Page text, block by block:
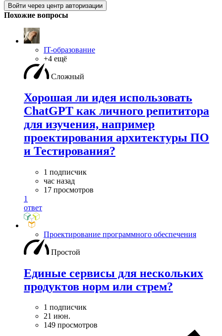
Войти через центр авторизации
Похожие вопросы
IT-образование
+4 ещё
Сложный
Хорошая ли идея использовать
ChatGPT как личного репититора
для изучения, например
проектирования архитектуры ПО
и Тестирования?
1 подписчик
час назад
17 просмотров
1
ответ
Проектирование программного обеспечения
Простой
Единые сервисы для нескольких
продуктов норм или стрем?
1 подписчик
21 июн.
149 просмотров